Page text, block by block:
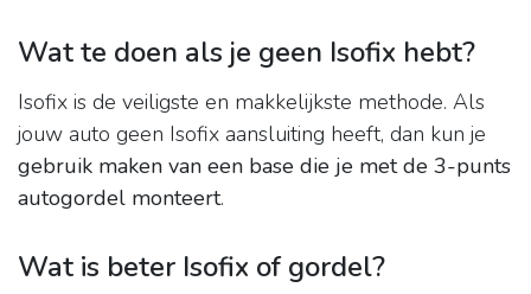
Wat te doen als je geen Isofix hebt?
Isofix is de veiligste en makkelijkste methode. Als
jouw auto geen Isofix aansluiting heeft, dan kun je
gebruik maken van een base die je met de 3-punts
autogordel monteert.
Wat is beter Isofix of gordel?